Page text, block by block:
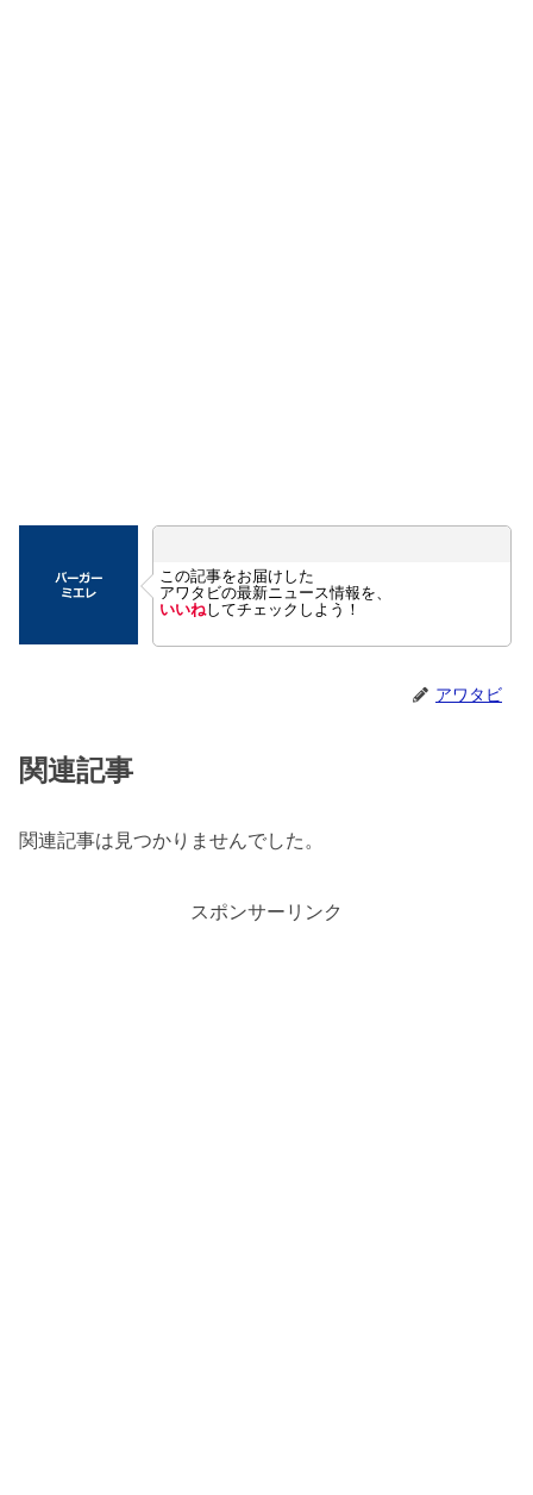
この記事をお届けした
アワタビの最新ニュース情報を、
いいねしてチェックしよう！
アワタビ
関連記事
関連記事は見つかりませんでした。
スポンサーリンク